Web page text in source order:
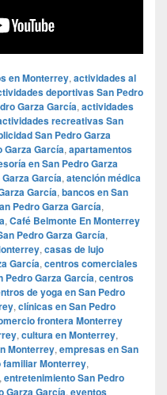
en Monterrey, actividades al
deportivas San Pedro
Garza García, actividades
recreativas San
San Pedro Garza
Garza García, apartamentos
en San Pedro Garza
García, atención médica
García, bancos en San
Pedro Garza García,
, Café Belmonte En Monterrey
Pedro Garza García,
, casas de lujo
García, centros comerciales
Pedro Garza García, centros
de yoga en San Pedro
, clínicas en San Pedro
frontera Monterrey
, cultura en Monterrey,
Monterrey, empresas en San
Monterrey,
, entretenimiento San Pedro
Garza García, eventos